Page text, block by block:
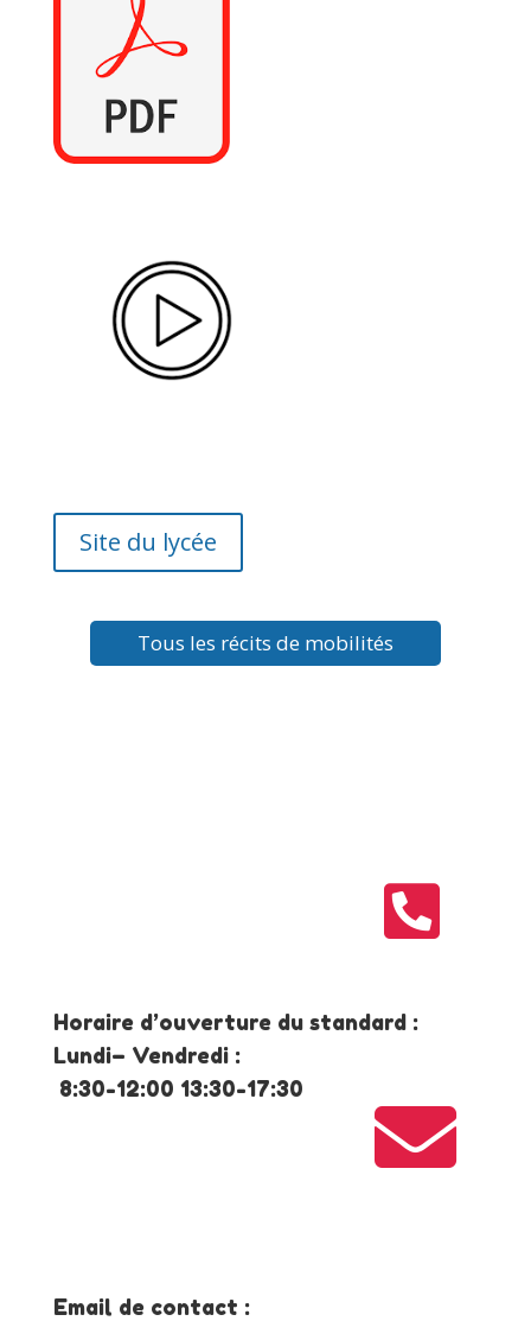
Site du lycée
Tous les récits de mobilités

Horaire d’ouverture du standard :
Lundi– Vendredi :
8:30-12:00 13:30-17:30

Email de contact :